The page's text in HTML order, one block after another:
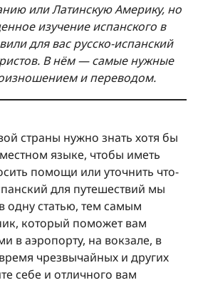
или Латинскую Америку, но
изучение испанского в
для вас русско-испанский
В нём — самые нужные
и переводом.
страны нужно знать хотя бы
языке, чтобы иметь
помощи или уточнить что-
для путешествий мы
одну статью, тем самым
который поможет вам
в аэропорту, на вокзале, в
чрезвычайных и других
себе и отличного вам